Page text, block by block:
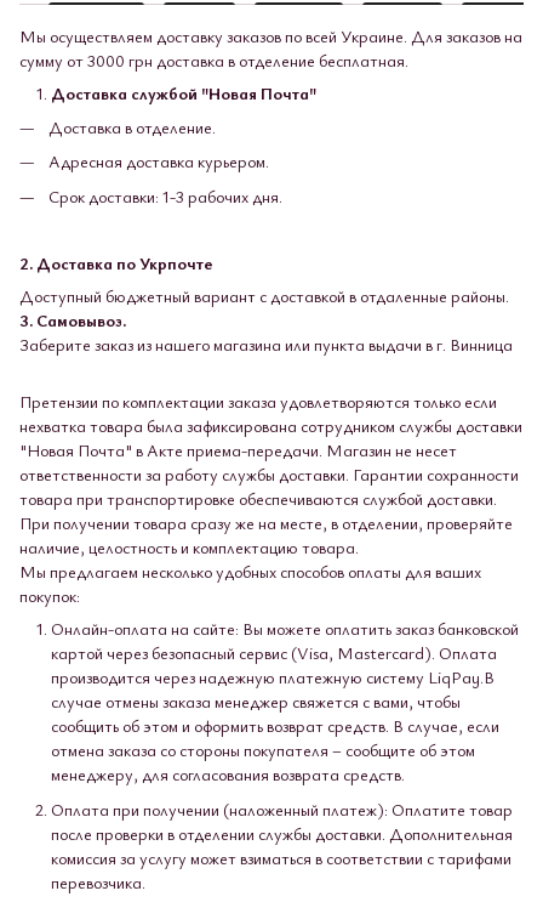
Мы осуществляем доставку заказов по всей Украине. Для заказов на
сумму от 3000 грн доставка в отделение бесплатная.
Доставка службой "Новая Почта"
Доставка в отделение.
Адресная доставка курьером.
Срок доставки: 1-3 рабочих дня.
2. Доставка по Укрпочте
Доступный бюджетный вариант с доставкой в ​​отдаленные районы.
3. Самовывоз.
Заберите заказ из нашего магазина или пункта выдачи в г. Винница
Претензии по комплектации заказа удовлетворяются только если
нехватка товара была зафиксирована сотрудником службы доставки
"Новая Почта" в Акте приема-передачи. Магазин не несет
ответственности за работу службы доставки. Гарантии сохранности
товара при транспортировке обеспечиваются службой доставки.
При получении товара сразу же на месте, в отделении, проверяйте
наличие, целостность и комплектацию товара.
Мы предлагаем несколько удобных способов оплаты для ваших
покупок:
Онлайн-оплата на сайте: Вы можете оплатить заказ банковской
картой через безопасный сервис (Visa, Mastercard). Оплата
производится через надежную платежную систему LiqPay.В
случае отмены заказа менеджер свяжется с вами, чтобы
сообщить об этом и оформить возврат средств. В случае, если
отмена заказа со стороны покупателя – сообщите об этом
менеджеру, для согласования возврата средств.
Оплата при получении (наложенный платеж): Оплатите товар
после проверки в отделении службы доставки. Дополнительная
комиссия за услугу может взиматься в соответствии с тарифами
перевозчика.